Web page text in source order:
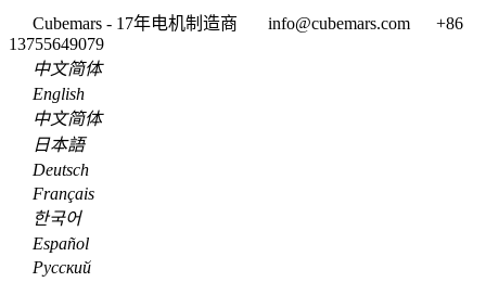
Cubemars - 17年电机制造商 info@cubemars.com
+86
13755649079
中文简体
English
中文简体
日本語
Deutsch
Français
한국어
Español
Pусский